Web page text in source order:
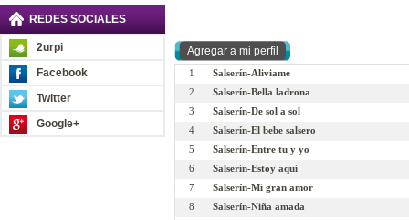
REDES SOCIALES
2urpi
Facebook
Twitter
Google+
1
Salserín-Aliviame
2
Salserín-Bella ladrona
3
Salserín-De sol a sol
4
Salserín-El bebe salsero
5
Salserín-Entre tu y yo
6
Salserín-Estoy aquí
7
Salserín-Mi gran amor
8
Salserín-Niña amada